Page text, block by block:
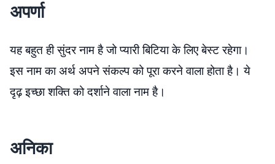
अपर्णा
यह बहुत ही सुंदर नाम है जो प्यारी बिटिया के लिए बेस्ट रहेगा।
इस नाम का अर्थ अपने संकल्प को पूरा करने वाला होता है। ये
दृढ़ इच्छा शक्ति को दर्शाने वाला नाम है।
अनिका